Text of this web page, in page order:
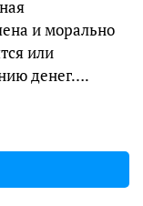
и морально
или
денег….